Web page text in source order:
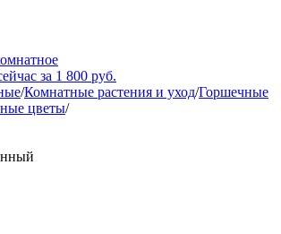
за 1 800 руб.
/Комнатные растения и уход/Горшечные
цветы/